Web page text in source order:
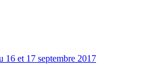
16 et 17 septembre 2017